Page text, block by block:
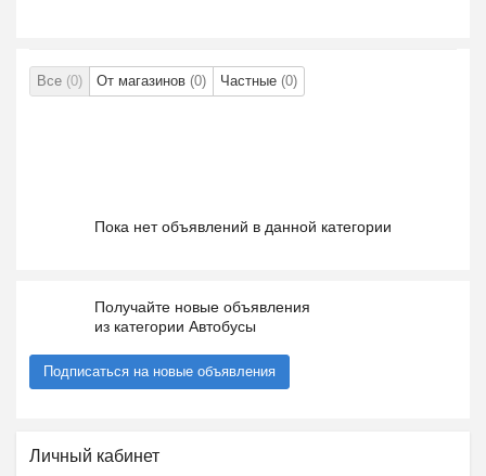
Все (0) От магазинов (0) Частные (0)
Пока нет объявлений в данной категории
Получайте новые объявления
из категории Автобусы
Подписаться на новые объявления
Личный кабинет